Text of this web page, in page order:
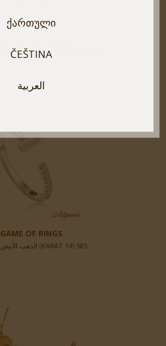
GAME OF RINGS
585 (14 KARAT) الذهب الأبيض و الماس
ᲥᲐᲠᲗᲣᲚᲘ
ČEŠTINA
العربية